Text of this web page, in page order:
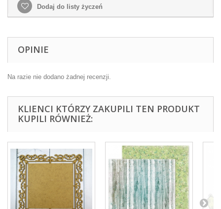
Dodaj do listy życzeń
OPINIE
Na razie nie dodano żadnej recenzji.
KLIENCI KTÓRZY ZAKUPILI TEN PRODUKT
KUPILI RÓWNIEŻ: